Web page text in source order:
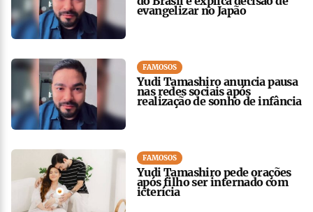
evangelizar no Japão
FAMOSOS
Yudi Tamashiro anuncia pausa
nas redes sociais após
realização de sonho de infância
FAMOSOS
Yudi Tamashiro pede orações
após filho ser internado com
icterícia